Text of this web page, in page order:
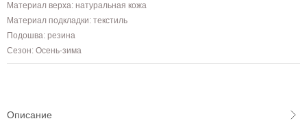
Материал верха: натуральная кожа
Материал подкладки: текстиль
Подошва: резина
Сезон: Осень-зима
Описание